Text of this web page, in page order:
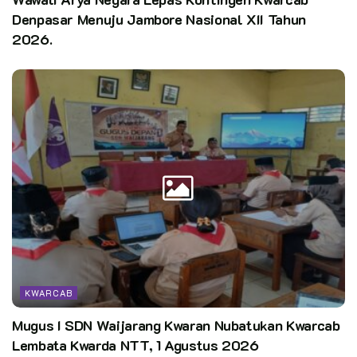
Denpasar Menuju Jambore Nasional XII Tahun
2026.
KWARCAB
Mugus I SDN Waijarang Kwaran Nubatukan Kwarcab
Lembata Kwarda NTT, 1 Agustus 2026